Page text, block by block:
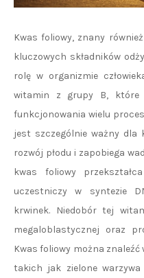
Kwas foliowy, znany
kluczowych składników
rolę w organizmie
witamin z grupy B, które
funkcjonowania wielu
jest szczególnie ważny dla
rozwój płodu i zapobiega
kwas foliowy
uczestniczy w syntezie
krwinek. Niedobór tej
megaloblastycznej oraz
Kwas foliowy można
takich jak zielone